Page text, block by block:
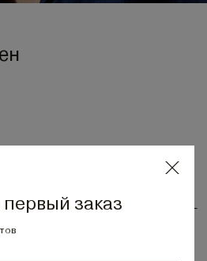
заказ